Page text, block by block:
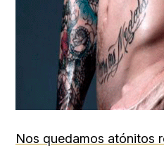
Nos quedamos atónitos